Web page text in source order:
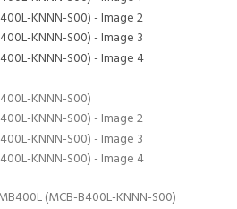
(MCB-B400L-KNNN-S00)